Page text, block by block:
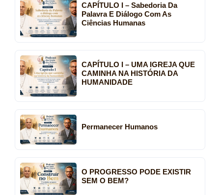
CAPÍTULO I – Sabedoria Da
Palavra E Diálogo Com As
Ciências Humanas
CAPÍTULO I – UMA IGREJA QUE
CAMINHA NA HISTÓRIA DA
HUMANIDADE
Permanecer Humanos
O PROGRESSO PODE EXISTIR
SEM O BEM?